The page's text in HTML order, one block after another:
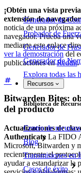
Generador de
Probador de
Generador de
Generador de
Explora todas las
Recursos
Biblioteca de
Centro de recursos
Blog
Transmisiones en
Casos de éxito
¡Obtén una vista
extensión de
noticia de una próxima
navegador. Prueba una
mediante este enlace
ver la demostración del
publicaciones enReddit.
Bitwarden Bites:
del producto
Actualizaciones de
Authenticate La FIDO
Microsoft, Bitwarden y
recientemente el
ayudar a estandarizar la